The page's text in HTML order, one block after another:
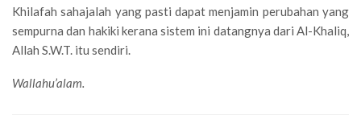
Khilafah sahajalah yang pasti dapat menjamin perubahan yang
sempurna dan hakiki kerana sistem ini datangnya dari Al-Khaliq,
Allah S.W.T. itu sendiri.
Wallahu’alam.